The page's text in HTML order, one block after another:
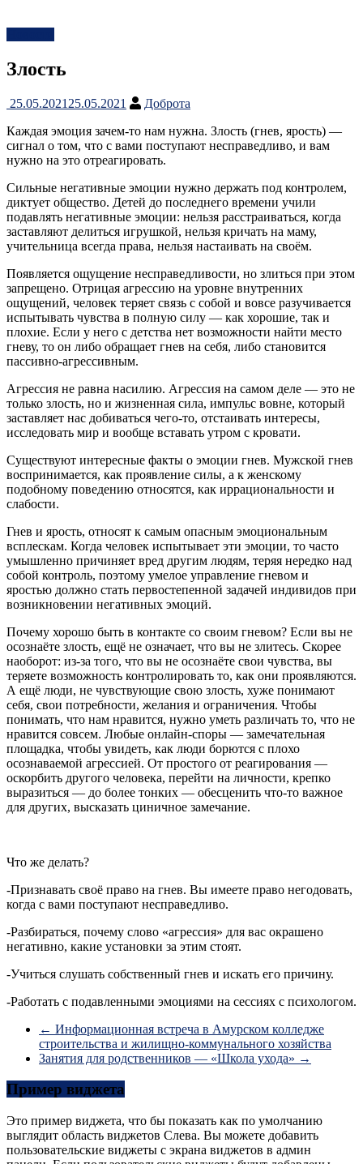
Злость
25.05.2021 25.05.2021
Доброта
Каждая эмоция зачем-то нам нужна. Злость (гнев, ярость) —
сигнал о том, что с вами поступают несправедливо, и вам
нужно на это отреагировать.
Сильные негативные эмоции нужно держать под контролем,
диктует общество. Детей до последнего времени учили
подавлять негативные эмоции: нельзя расстраиваться, когда
заставляют делиться игрушкой, нельзя кричать на маму,
учительница всегда права, нельзя настаивать на своём.
Появляется ощущение несправедливости, но злиться при этом
запрещено. Отрицая агрессию на уровне внутренних
ощущений, человек теряет связь с собой и вовсе разучивается
испытывать чувства в полную силу — как хорошие, так и
плохие. Если у него с детства нет возможности найти место
гневу, то он либо обращает гнев на себя, либо становится
пассивно-агрессивным.
Агрессия не равна насилию. Агрессия на самом деле — это не
только злость, но и жизненная сила, импульс вовне, который
заставляет нас добиваться чего-то, отстаивать интересы,
исследовать мир и вообще вставать утром с кровати.
Существуют интересные факты о эмоции гнев. Мужской гнев
воспринимается, как проявление силы, а к женскому
подобному поведению относятся, как иррациональности и
слабости.
Гнев и ярость, относят к самым опасным эмоциональным
всплескам. Когда человек испытывает эти эмоции, то часто
умышленно причиняет вред другим людям, теряя нередко над
собой контроль, поэтому умелое управление гневом и
яростью должно стать первостепенной задачей индивидов при
возникновении негативных эмоций.
Почему хорошо быть в контакте со своим гневом? Если вы не
осознаёте злость, ещё не означает, что вы не злитесь. Скорее
наоборот: из-за того, что вы не осознаёте свои чувства, вы
теряете возможность контролировать то, как они проявляются.
А ещё люди, не чувствующие свою злость, хуже понимают
себя, свои потребности, желания и ограничения. Чтобы
понимать, что нам нравится, нужно уметь различать то, что не
нравится совсем. Любые онлайн-споры — замечательная
площадка, чтобы увидеть, как люди борются с плохо
осознаваемой агрессией. От простого от реагирования —
оскорбить другого человека, перейти на личности, крепко
выразиться — до более тонких — обесценить что-то важное
для других, высказать циничное замечание.
Что же делать?
-Признавать своё право на гнев. Вы имеете право негодовать,
когда с вами поступают несправедливо.
-Разбираться, почему слово «агрессия» для вас окрашено
негативно, какие установки за этим стоят.
-Учиться слушать собственный гнев и искать его причину.
-Работать с подавленными эмоциями на сессиях с психологом.
← Информационная встреча в Амурском колледже
строительства и жилищно-коммунального хозяйства
Занятия для родственников — «Школа ухода» →
Пример виджета
Это пример виджета, что бы показать как по умолчанию
выглядит область виджетов Слева. Вы можете добавить
пользовательские виджеты с экрана виджетов в админ